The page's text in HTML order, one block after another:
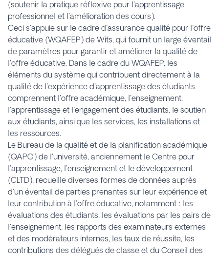
(soutenir la pratique réflexive pour l'apprentissage
professionnel et l'amélioration des cours).
Ceci s'appuie sur le cadre d'assurance qualité pour l'offre
éducative (WQAFEP) de Wits, qui fournit un large éventail
de paramètres pour garantir et améliorer la qualité de
l'offre éducative. Dans le cadre du WQAFEP, les
éléments du système qui contribuent directement à la
qualité de l'expérience d'apprentissage des étudiants
comprennent l'offre académique, l'enseignement,
l'apprentissage et l'engagement des étudiants, le soutien
aux étudiants, ainsi que les services, les installations et
les ressources.
Le Bureau de la qualité et de la planification académique
(QAPO) de l'université, anciennement le Centre pour
l'apprentissage, l'enseignement et le développement
(CLTD), recueille diverses formes de données auprès
d'un éventail de parties prenantes sur leur expérience et
leur contribution à l'offre éducative, notamment : les
évaluations des étudiants, les évaluations par les pairs de
l'enseignement, les rapports des examinateurs externes
et des modérateurs internes, les taux de réussite, les
contributions des délégués de classe et du Conseil des